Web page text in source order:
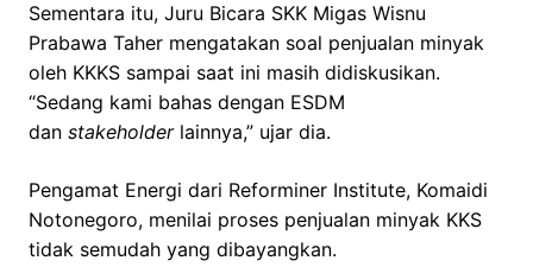
Sementara itu, Juru Bicara SKK Migas Wisnu
Prabawa Taher mengatakan soal penjualan minyak
oleh KKKS sampai saat ini masih didiskusikan.
“Sedang kami bahas dengan ESDM
dan stakeholder lainnya,” ujar dia.
Pengamat Energi dari Reforminer Institute, Komaidi
Notonegoro, menilai proses penjualan minyak KKS
tidak semudah yang dibayangkan.